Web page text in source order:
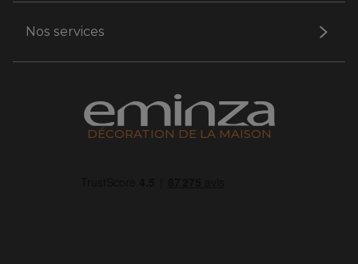
Nos services
DÉCORATION DE LA MAISON